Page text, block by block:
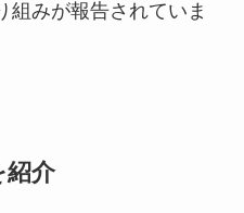
組みが報告されていま
紹介